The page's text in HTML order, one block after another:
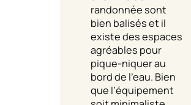
randonnée sont
bien balisés et il
existe des espaces
agréables pour
pique-niquer au
bord de l’eau. Bien
que l’équipement